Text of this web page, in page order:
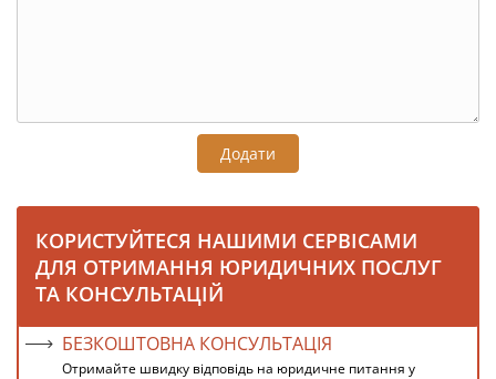
Додати
КОРИСТУЙТЕСЯ НАШИМИ СЕРВІСАМИ
ДЛЯ ОТРИМАННЯ ЮРИДИЧНИХ ПОСЛУГ
ТА КОНСУЛЬТАЦІЙ
БЕЗКОШТОВНА КОНСУЛЬТАЦІЯ
Отримайте швидку відповідь на юридичне питання у